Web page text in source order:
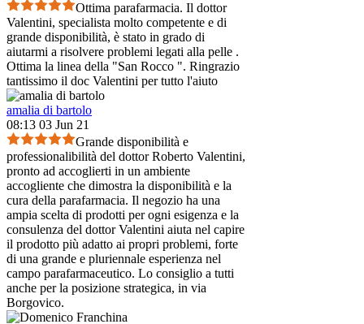
Ottima parafarmacia. Il dottor
Valentini, specialista molto competente e di
grande disponibilità, è stato in grado di
aiutarmi a risolvere problemi legati alla pelle .
Ottima la linea della "San Rocco ". Ringrazio
tantissimo il doc Valentini per tutto l'aiuto
amalia di bartolo
08:13 03 Jun 21
Grande disponibilità e
professionalibilità del dottor Roberto Valentini,
pronto ad accoglierti in un ambiente
accogliente che dimostra la disponibilità e la
cura della parafarmacia. Il negozio ha una
ampia scelta di prodotti per ogni esigenza e la
consulenza del dottor Valentini aiuta nel capire
il prodotto più adatto ai propri problemi, forte
di una grande e pluriennale esperienza nel
campo parafarmaceutico. Lo consiglio a tutti
anche per la posizione strategica, in via
Borgovico.